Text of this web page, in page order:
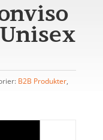
B2B Produkter,